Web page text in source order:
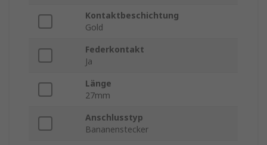
Kontaktbeschichtung
Gold
Federkontakt
Ja
Länge
27mm
Anschlusstyp
Bananenstecker